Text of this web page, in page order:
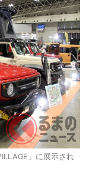
」に展示され